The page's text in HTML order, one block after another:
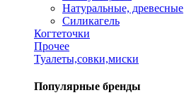
Натуральные, древесные
Силикагель
Когтеточки
Прочее
Туалеты,совки,миски
Популярные бренды